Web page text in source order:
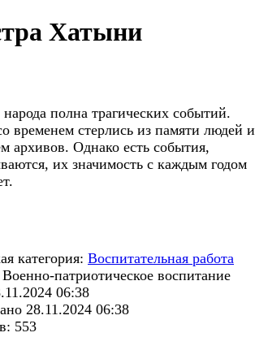
Хатыни
полна трагических событий.
временем стерлись из памяти людей и
архивов. Однако есть события,
их значимость с каждым годом
категория: Воспитательная работа
патриотическое воспитание
06:38
28.11.2024 06:38
553